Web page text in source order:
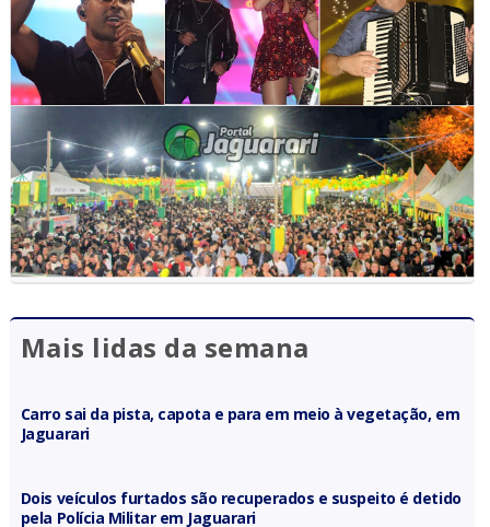
Mais lidas da semana
Carro sai da pista, capota e para em meio à vegetação, em
Jaguarari
Dois veículos furtados são recuperados e suspeito é detido
pela Polícia Militar em Jaguarari